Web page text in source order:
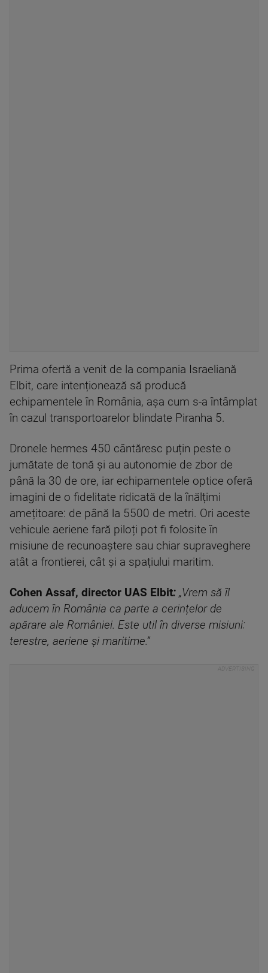
Prima ofertă a venit de la compania Israeliană
Elbit, care intenționează să producă
echipamentele în România, așa cum s-a întâmplat
în cazul transportoarelor blindate Piranha 5.
Dronele hermes 450 cântăresc puțin peste o
jumătate de tonă și au autonomie de zbor de
până la 30 de ore, iar echipamentele optice oferă
imagini de o fidelitate ridicată de la înălțimi
amețitoare: de până la 5500 de metri. Ori aceste
vehicule aeriene fară piloți pot fi folosite în
misiune de recunoaștere sau chiar supraveghere
atât a frontierei, cât și a spațiului maritim.
Cohen Assaf, director UAS Elbit: „Vrem să îl
aducem în România ca parte a cerințelor de
apărare ale României. Este util în diverse misiuni:
terestre, aeriene și maritime.”